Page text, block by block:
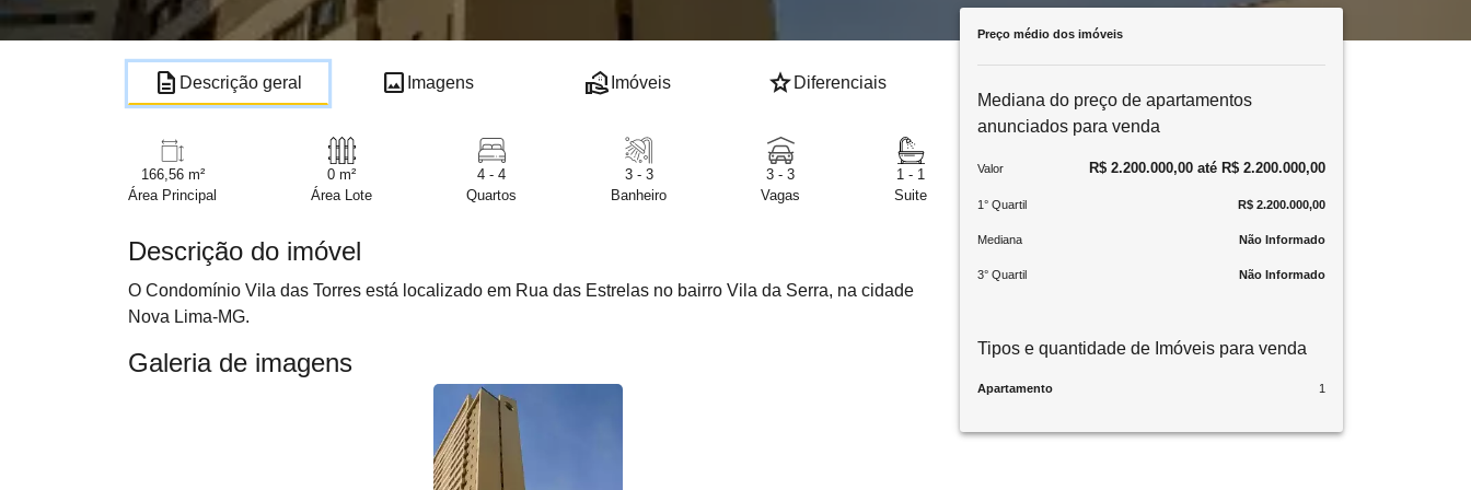
description Descrição geral image Imagens real_estate_agent Imóveis star Diferenciais
166,56 m²
Área Principal
0 m²
Área Lote
4 - 4
Quartos
3 - 3
Banheiro
3 - 3
Vagas
1 - 1
Suite
Descrição do imóvel
O Condomínio Vila das Torres está localizado em Rua das Estrelas no bairro Vila da Serra, na cidade
Nova Lima-MG.
Galeria de imagens
Preço médio dos imóveis
Mediana do preço de apartamentos
anunciados para venda
Valor R$ 2.200.000,00 até R$ 2.200.000,00
1° Quartil R$ 2.200.000,00
Mediana Não Informado
3° Quartil Não Informado
Tipos e quantidade de Imóveis para venda
Apartamento 1